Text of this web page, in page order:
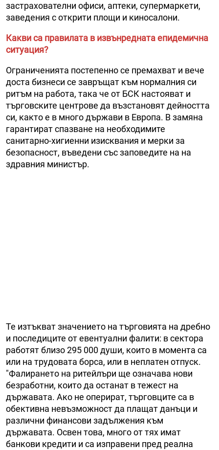
застрахователни офиси, аптеки, супермаркети,
заведения с открити площи и киносалони.
Какви са правилата в извънредната епидемична
ситуация?
Ограниченията постепенно се премахват и вече
доста бизнеси се завръщат към нормалния си
ритъм на работа, така че от БСК настояват и
търговските центрове да възстановят дейността
си, както е в много държави в Европа. В замяна
гарантират спазване на необходимите
санитарно-хигиенни изисквания и мерки за
безопасност, въведени със заповедите на на
здравния министър.
Те изтъкват значението на търговията на дребно
и последиците от евентуални фалити: в сектора
работят близо 295 000 души, които в момента са
или на трудовата борса, или в неплатен отпуск.
"Фалирането на ритейлъри ще означава нови
безработни, които да останат в тежест на
държавата. Ако не оперират, търговците са в
обективна невъзможност да плащат данъци и
различни финансови задължения към
държавата. Освен това, много от тях имат
банкови кредити и са изправени пред реална